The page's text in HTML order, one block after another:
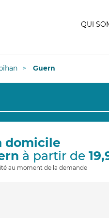
QUI
Guern
domicile
à partir de
au moment de la demande